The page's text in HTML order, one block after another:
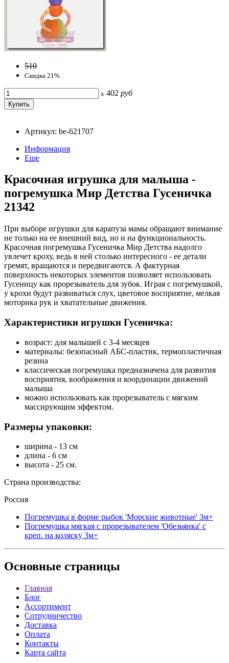
510
Скидка 21%
x 402 руб
Артикул: be-621707
Информация
Еще
Красочная игрушка для малыша -
погремушка Мир Детства Гусеничка
21342
При выборе игрушки для карапуза мамы обращают внимание
не только на ее внешний вид, но и на функциональность.
Красочная погремушка Гусеничка Мир Детства надолго
увлечет кроху, ведь в ней столько интересного - ее детали
гремят, вращаются и передвигаются. А фактурная
поверхность некоторых элементов позволяет использовать
Гусеницу как прорезыватель для зубок. Играя с погремушкой,
у крохи будут развиваться слух, цветовое восприятие, мелкая
моторика рук и хватательные движения.
Характеристики игрушки Гусеничка:
возраст: для малышей с 3-4 месяцев
материалы: безопасный АБС-пластик, термопластичная
резина
классическая погремушка предназначена для развития
восприятия, воображения и координации движений
малыша
можно использовать как прорезыватель с мягким
массирующим эффектом.
Размеры упаковки:
ширина - 13 см
длина - 6 см
высота - 25 см.
Страна производства:
Россия
Погремушка в форме рыбок 'Морские животные' 3м+
Погремушка мягкая с прорезывателем 'Обезьянка' с
креп. на коляску 3м+
Основные страницы
Главная
Блог
Ассортимент
Сотрудничество
Доставка
Оплата
Контакты
Карта сайта